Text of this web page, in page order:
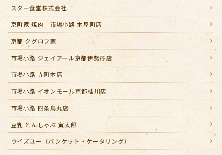
スター食堂株式会社
京町家 焼肉 市場小路 木屋町店
京都 クグロフ家
市場小路 ジェイアール京都伊勢丹店
市場小路 寺町本店
市場小路 イオンモール京都桂川店
市場小路 四条烏丸店
豆乳 とんしゃぶ 寅太郎
ウイズユー（バンケット・ケータリング）